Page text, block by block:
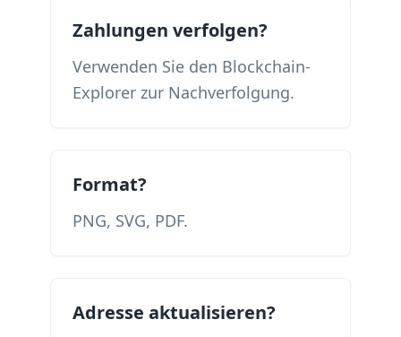
Zahlungen verfolgen?
Verwenden Sie den Blockchain-
Explorer zur Nachverfolgung.
Format?
PNG, SVG, PDF.
Adresse aktualisieren?